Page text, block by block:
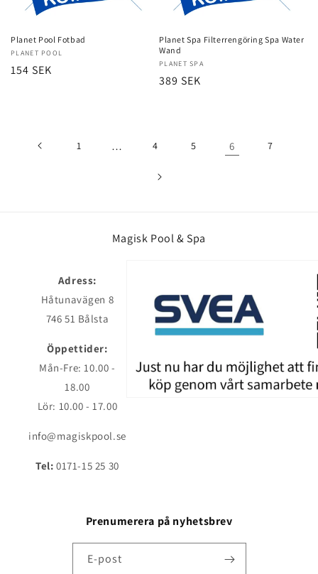
Planet Pool Fotbad
Säljare:
PLANET POOL
Ordinarie
154 SEK
Planet Spa Filterrengöring Spa Water
Wand
Säljare:
PLANET SPA
Ordinarie
389 SEK
1 … 4 5 6 7
Magisk Pool & Spa
Adress:
Håtunavägen 8
746 51 Bålsta
Öppettider:
Mån-Fre: 10.00 -
18.00
Lör: 10.00 - 17.00
info@magiskpool.se
Tel: 0171-15 25 30
Prenumerera på nyhetsbrev
E-post